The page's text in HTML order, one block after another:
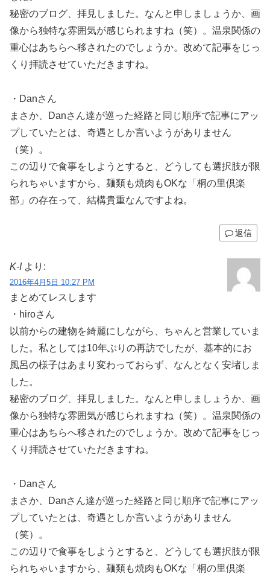
秘密のブログ、拝見しました。なんと申しましょうか、画
像から独特な雰囲気が感じられますね（笑）。温泉関係の
重心はあちらへ移されたのでしょうか。改めて記事をじっ
くり拝読させていただきますね。
・Danさん
まさか、Danさん達が巡った経路と同じ順序で記事にアッ
プしていたとは、奇遇としか言いようがありません
（笑）。
この辺りで食事をしようとすると、どうしても選択肢が限
られちゃいますから、麺類も焼肉もOKな「桐の里倶楽
部」の存在って、結構貴重なんですよね。
返信
K-I より:
2016年4月5日 10:27 PM
まとめてレスします
・hiroさん
以前からの建物を綺麗にしながら、ちゃんと営業していま
した。私としては10年ぶりの再訪でしたが、基本的にお
風呂の様子はあまり変わっておらず、なんとなく安堵しま
した。
秘密のブログ、拝見しました。なんと申しましょうか、画
像から独特な雰囲気が感じられますね（笑）。温泉関係の
重心はあちらへ移されたのでしょうか。改めて記事をじっ
くり拝読させていただきますね。
・Danさん
まさか、Danさん達が巡った経路と同じ順序で記事にアッ
プしていたとは、奇遇としか言いようがありません
（笑）。
この辺りで食事をしようとすると、どうしても選択肢が限
られちゃいますから、麺類も焼肉もOKな「桐の里倶楽